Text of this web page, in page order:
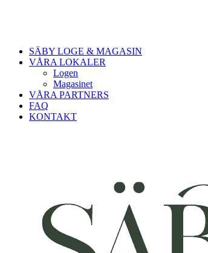
SÄBY LOGE & MAGASIN
VÅRA LOKALER
Logen
Magasinet
VÅRA PARTNERS
FAQ
KONTAKT